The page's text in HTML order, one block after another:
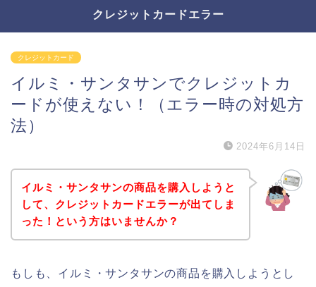
クレジットカードエラー
クレジットカード
イルミ・サンタサンでクレジットカ
ードが使えない！（エラー時の対処方
法）
2024年6月14日
イルミ・サンタサンの商品を購入しようと
して、クレジットカードエラーが出てしま
った！という方はいませんか？
もしも、イルミ・サンタサンの商品を購入しようとし